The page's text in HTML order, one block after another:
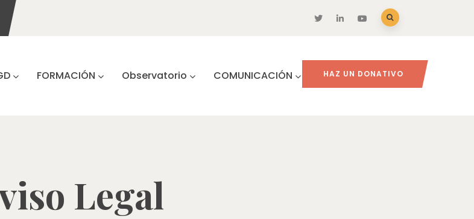
FORMACIÓN Observatorio COMUNICACIÓN HAZ UN DONATIVO
Legal